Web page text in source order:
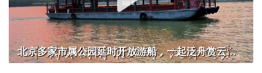
北京多家市属公园延时开放游船，一起泛舟赏云霞！